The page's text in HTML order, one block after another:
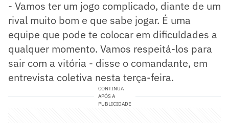
- Vamos ter um jogo complicado, diante de um
rival muito bom e que sabe jogar. É uma
equipe que pode te colocar em dificuldades a
qualquer momento. Vamos respeitá-los para
sair com a vitória - disse o comandante, em
entrevista coletiva nesta terça-feira.
CONTINUA
APÓS A
PUBLICIDADE